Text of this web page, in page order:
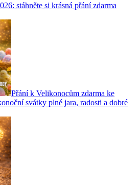
stáhněte si krásná přání zdarma
Přání k Velikonocům zdarma ke
svátky plné jara, radosti a dobré